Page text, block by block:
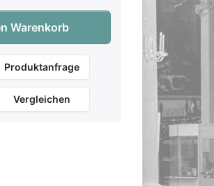
zu 25.390,00 €, Menge 1.
Warenkorb
Produktanfrage
Vergleichen